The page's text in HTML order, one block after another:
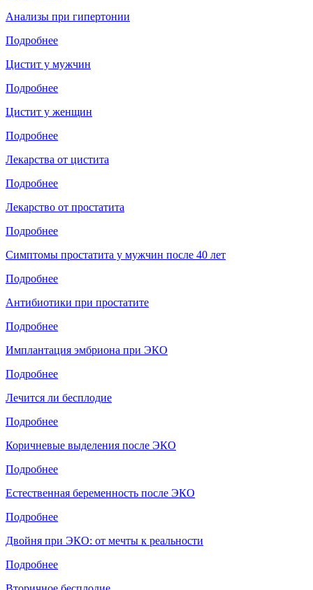
Анализы при гипертонии
Подробнее
Цистит у мужчин
Подробнее
Цистит у женщин
Подробнее
Лекарства от цистита
Подробнее
Лекарство от простатита
Подробнее
Симптомы простатита у мужчин после 40 лет
Подробнее
Антибиотики при простатите
Подробнее
Имплантация эмбриона при ЭКО
Подробнее
Лечится ли бесплодие
Подробнее
Коричневые выделения после ЭКО
Подробнее
Естественная беременность после ЭКО
Подробнее
Двойня при ЭКО: от мечты к реальности
Подробнее